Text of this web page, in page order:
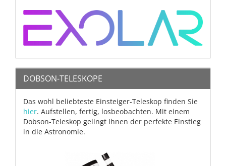
DOBSON-TELESKOPE
Das wohl beliebteste Einsteiger-Teleskop finden Sie
hier. Aufstellen, fertig, losbeobachten. Mit einem
Dobson-Teleskop gelingt Ihnen der perfekte Einstieg
in die Astronomie.